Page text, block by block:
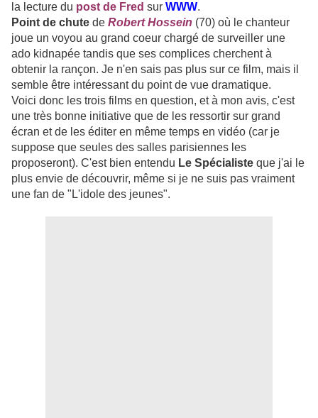
la lecture du post de Fred sur WWW.
Point de chute de Robert Hossein (70) où le chanteur
joue un voyou au grand coeur chargé de surveiller une
ado kidnapée tandis que ses complices cherchent à
obtenir la rançon. Je n'en sais pas plus sur ce film, mais il
semble être intéressant du point de vue dramatique.
Voici donc les trois films en question, et à mon avis, c'est
une très bonne initiative que de les ressortir sur grand
écran et de les éditer en même temps en vidéo (car je
suppose que seules des salles parisiennes les
proposeront). C'est bien entendu Le Spécialiste que j'ai le
plus envie de découvrir, même si je ne suis pas vraiment
une fan de "L'idole des jeunes".